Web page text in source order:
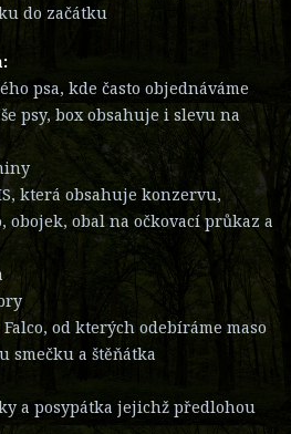
do začátku
psa, kde často objednáváme
psy, box obsahuje i slevu na
která obsahuje konzervu,
obojek, obal na očkovací průkaz a
od kterých odebíráme maso
smečku a štěňátka
a posypátka jejichž předlohou